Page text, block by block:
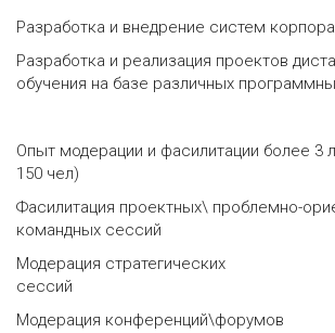
Разработка и внедрение систем
Разработка и реализация проектов
обучения на базе различных
Опыт модерации и фасилитации более 3
150 чел)
Фасилитация проектных\ проблемно-
командных сессий
Модерация стратегических
сессий
Модерация конференций\форумов